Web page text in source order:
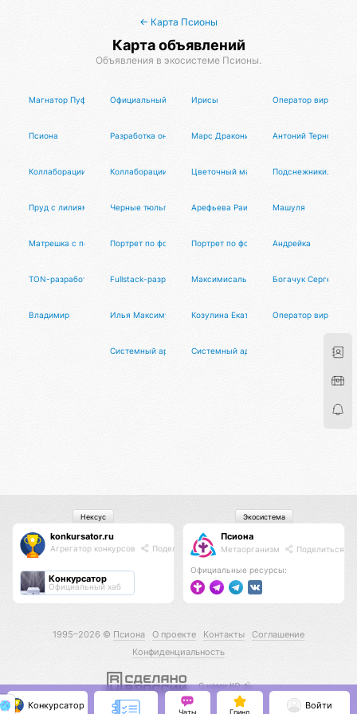
← Карта Псионы
Карта объявлений
Объявления в экосистеме Псионы.
Магнатор Пуфлер Официальный Пуфлер Радианта
Ирисы Оператор
Псиона Разработка онлайн-сервисов и систем автоматизации
Марс Драконис Антоний Терновых
Коллаборации с ОмистойКоллаборации с ТансалтойЦветочный май. Подснежники.
Пруд с лилиями Черные тюльпаны Арефьева Раиса Дмитриевна
Машуля
Матрешка с портретами по фотографиям людей
Портрет по фотографии на холстеПортрет по фотографии на бумаге
Андрейка
TON-разработчик Fullstack-разработчикМаксимисальсианосБогачук Сергей
Владимир Илья Максимус Козулина Екатерина Игоревна
Оператор
Системный архитекторСистемный администратор
konkursator.ru
Агрегатор конкурсов Поделиться
Конкурсатор
Официальный хаб
Нексус
Псиона
Метаорганизм Поделиться
Официальные ресурсы:
Экосистема
1995–2026 © Псиона О проекте Контакты
Соглашение
Конфиденциальность
С нами КО 🕉️
Конкурсатор
Чаты Гринд
Войти